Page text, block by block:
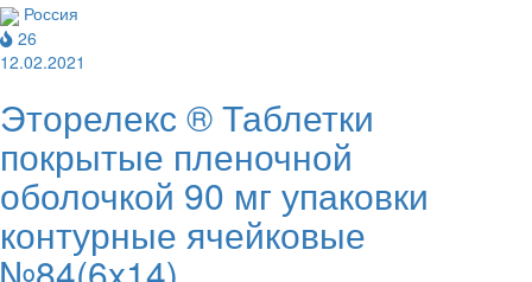
Россия
26
12.02.2021
Эторелекс ® Таблетки
покрытые пленочной
оболочкой 90 мг упаковки
контурные ячейковые